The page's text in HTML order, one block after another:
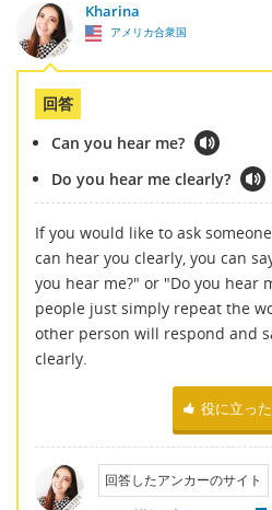
Kharina
アメリカ合衆国
回答
Can you hear me?
Do you hear me clearly?
If you would like to ask
can hear you clearly, you can
you hear me?" or "Do you hear
people just simply repeat the
other person will respond and
clearly.
役に立った
回答したアンカーのサイト